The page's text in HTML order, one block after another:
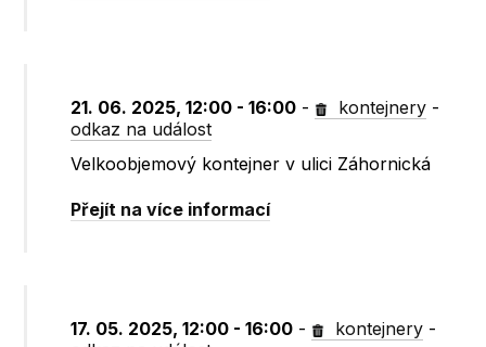
21. 06. 2025, 12:00 - 16:00 - kontejnery -
odkaz na událost
Velkoobjemový kontejner v ulici Záhornická
Přejít na více informací
17. 05. 2025, 12:00 - 16:00 - kontejnery -